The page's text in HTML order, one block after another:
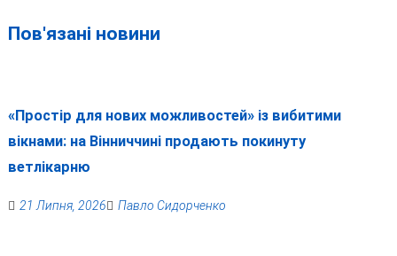
Пов'язані новини
«Простір для нових можливостей» із вибитими
вікнами: на Вінниччині продають покинуту
ветлікарню
21 Липня, 2026 Павло Сидорченко